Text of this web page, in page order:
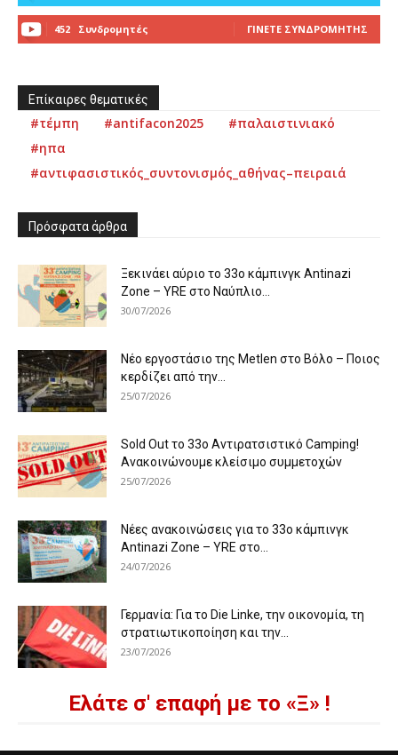
452 Συνδρομητές ΓΊΝΕΤΕ ΣΥΝΔΡΟΜΗΤΉΣ
Επίκαιρες θεματικές
#τέμπη #antifacon2025
#παλαιστινιακό
#ηπα
#αντιφασιστικός_συντονισμός_αθήνας–πειραιά
Πρόσφατα άρθρα
Ξεκινάει αύριο το 33ο κάμπινγκ Antinazi
Zone – YRE στο Ναύπλιο...
30/07/2026
Νέο εργοστάσιο της Metlen στο Βόλο – Ποιος
κερδίζει από την...
25/07/2026
Sold Out το 33ο Αντιρατσιστικό Camping!
Ανακοινώνουμε κλείσιμο συμμετοχών
25/07/2026
Νέες ανακοινώσεις για το 33ο κάμπινγκ
Antinazi Zone – YRE στο...
24/07/2026
Γερμανία: Για το Die Linke, την οικονομία, τη
στρατιωτικοποίηση και την...
23/07/2026
Ελάτε σ' επαφή με το «Ξ» !